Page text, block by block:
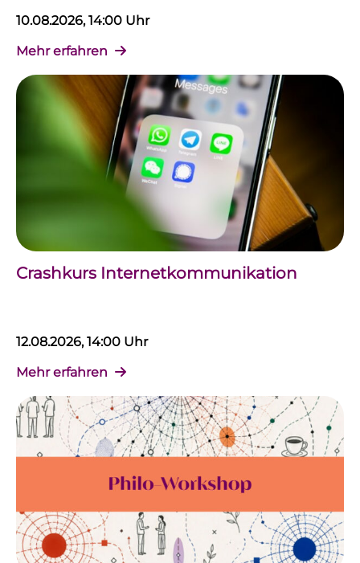
10.08.2026, 14:00 Uhr
Mehr erfahren
Crashkurs Internetkommunikation
12.08.2026, 14:00 Uhr
Mehr erfahren